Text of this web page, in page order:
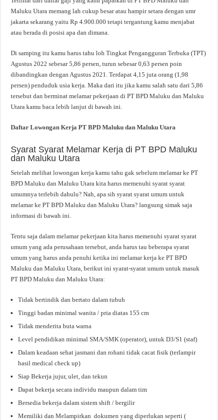
Maluku Utara memang lah cukup besar atau hampir setara dengan umr
jakarta sekarang yaitu Rp 4.900.000 tetapi tergantung kamu menjabat
atau berada di posisi apa dan dimana.
Di samping itu kamu harus tahu loh Tingkat Pengangguran Terbuka (TPT)
Agustus 2022 sebesar 5,86 persen, turun sebesar 0,63 persen poin
dibandingkan dengan Agustus 2021. Terdapat 4,15 juta orang (1,98
persen) penduduk usia kerja. Maka dari itu jika kamu salah satu dari 5,86
tersebut dan berminat melamar pekerjaan di PT BPD Maluku dan Maluku
Utara kamu baca lebih lanjut di bawah ini.
Daftar Lowongan Kerja PT BPD Maluku dan Maluku Utara
Syarat Syarat Melamar Kerja di PT BPD Maluku
dan Maluku Utara
Setelah melihat lowongan kerja kamu tahu gak sebelum melamar ke PT
BPD Maluku dan Maluku Utara kita harus memenuhi syarat syarat
umumnya terlebih dahulu? Nah, apa sih syarat syarat umum untuk
melamar ke PT BPD Maluku dan Maluku Utara? langsung simak saja
informasi di bawah ini.
Tentu saja dalam melamar pekerjaan kita harus memenuhi syarat syarat
umum yang ada perusahaan tersebut, anda harus tau beberapa syarat
umum yang harus anda penuhi ketika ini melamar kerja ke PT BPD
Maluku dan Maluku Utara, berikut ini syarat-syarat umum untuk masuk
PT BPD Maluku dan Maluku Utara:
Tidak bertindik dan bertato dalam tubuh
Tinggi badan minimal wanita / pria diatas 155 cm
Tidak menderita buta warna
Level pendidikan minimal SMA/SMK (operator), untuk D3/S1 (staf)
Dalam keadaan sehat jasmani dan rohani tidak cacat fisik (terlampir
hasil medical check up)
Siap Bekerja jujur, ulet, dan tekun
Dapat bekerja secara individu maupun dalam tim
Bersedia bekerja dalam sistem shift / bergilir
Memiliki dan Melampirkan dokumen yang diperlukan seperti (